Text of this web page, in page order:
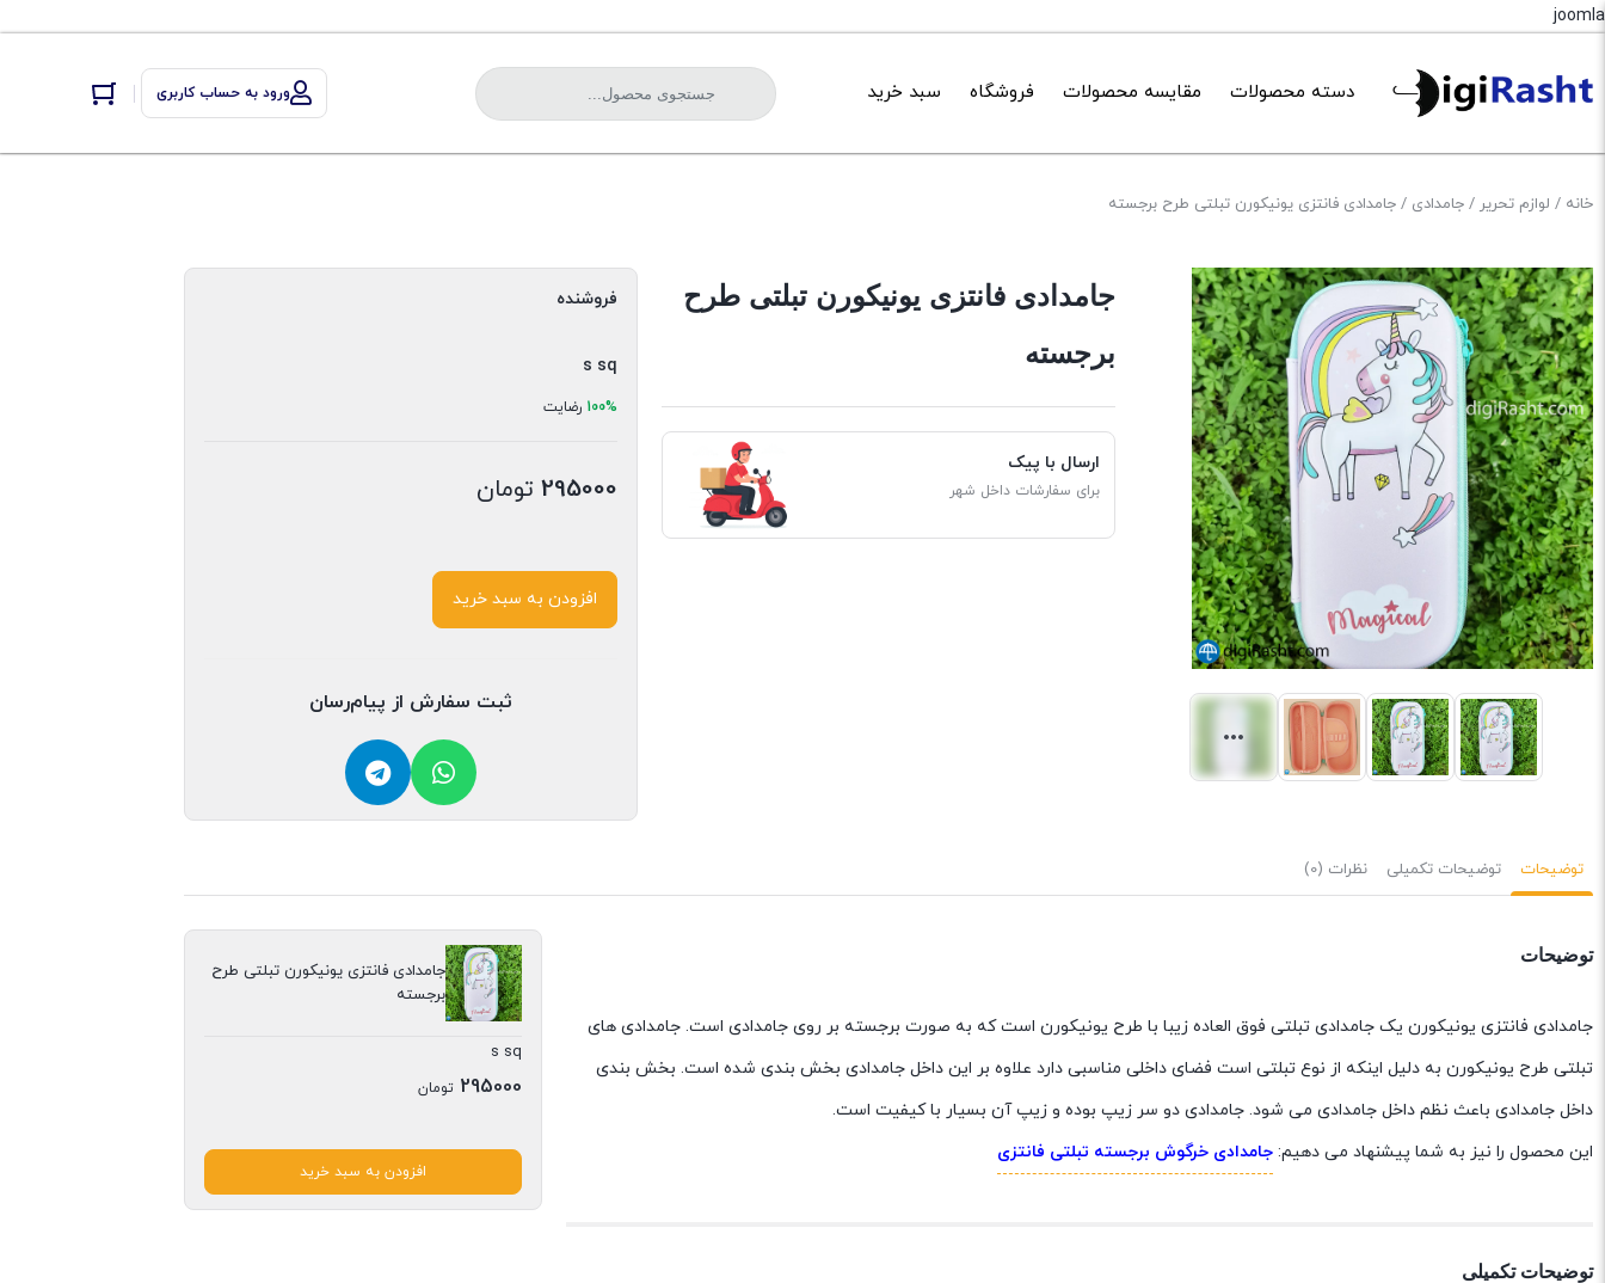
joomla
دسته محصولات مقایسه محصولات فروشگاه سبد خرید ورود به حساب کاربری
خانه / لوازم تحریر / جامدادی / جامدادی فانتزی یونیکورن تبلتی طرح برجسته
جامدادی فانتزی یونیکورن تبلتی طرح
برجسته
ارسال با پیک
برای سفارشات داخل شهر
فروشنده
s sq
100% رضایت
295000 تومان
افزودن به سبد خرید
ثبت سفارش از پیام‌رسان
توضیحات توضیحات تکمیلی نظرات (0)
توضیحات
جامدادی فانتزی یونیکورن یک جامدادی تبلتی فوق العاده زیبا با طرح یونیکورن است که به صورت برجسته بر روی جامدادی است. جامدادی های
تبلتی طرح یونیکورن به دلیل اینکه از نوع تبلتی است فضای داخلی مناسبی دارد علاوه بر این داخل جامدادی بخش بندی شده است. بخش بندی
داخل جامدادی باعث نظم داخل جامدادی می شود. جامدادی دو سر زیپ بوده و زیپ آن بسیار با کیفیت است.
این محصول را نیز به شما پیشنهاد می دهیم: جامدادی خرگوش برجسته تبلتی فانتزی
توضیحات تکمیلی
جامدادی فانتزی یونیکورن تبلتی طرح
برجسته
s sq
295000 تومان
افزودن به سبد خرید